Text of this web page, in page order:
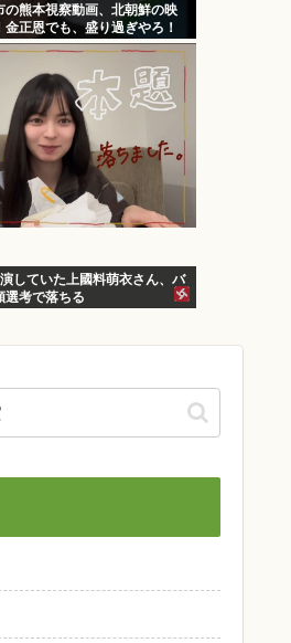
の熊本視察動画、北朝鮮の映
正恩でも、盛り過ぎやろ！
していた上國料萌衣さん、バ
選考で落ちる